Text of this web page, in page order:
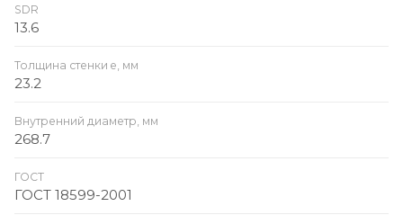
SDR
13.6
Толщина стенки e, мм
23.2
Внутренний диаметр, мм
268.7
ГОСТ
ГОСТ 18599-2001